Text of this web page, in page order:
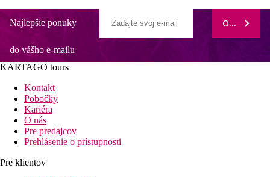
Najlepšie ponuky
do vášho e-mailu
ODOBERAŤ
KARTAGO tours
Kontakt
Pobočky
Kariéra
O nás
Pre predajcov
Prehlásenie o prístupnosti
Pre klientov